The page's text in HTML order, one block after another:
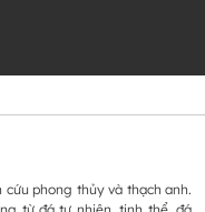
cứu phong thủy và thạch anh.